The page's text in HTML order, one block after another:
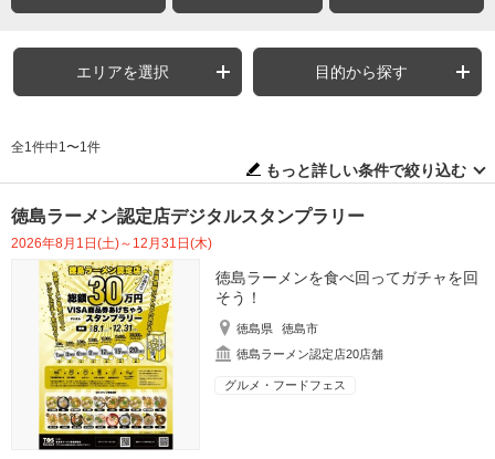
エリアを選択 目的から探す
全1件中1〜1件
もっと詳しい条件で絞り込む
徳島ラーメン認定店デジタルスタンプラリー
2026年8月1日(土)～12月31日(木)
徳島ラーメンを食べ回ってガチャを回
そう！
徳島県
徳島市
徳島ラーメン認定店20店舗
グルメ・フードフェス